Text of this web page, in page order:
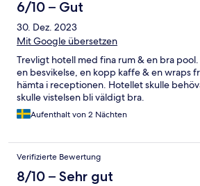
6/10 – Gut
30. Dez. 2023
Mit Google übersetzen
Trevligt hotell med fina rum & en bra
en besvikelse, en kopp kaffe & en wraps
hämta i receptionen. Hotellet skulle
skulle vistelsen bli väldigt bra.
Aufenthalt von 2 Nächten
Verifizierte Bewertung
8/10 – Sehr gut